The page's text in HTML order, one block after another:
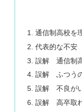
通信制高校を
代表的な不安
誤解 通信制
誤解 ふつう
誤解 不良が
誤解 高卒取